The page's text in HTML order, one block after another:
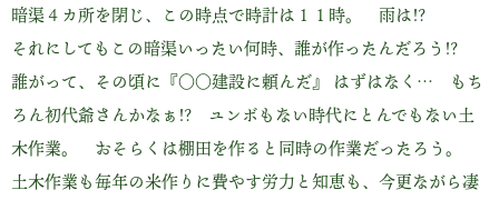
暗渠４カ所を閉じ、この時点で時計は１１時。 雨は!?
それにしてもこの暗渠いったい何時、誰が作ったんだろう!?
誰がって、その頃に『〇〇建設に頼んだ』 はずはなく… もち
ろん初代爺さんかなぁ!? ユンボもない時代にとんでもない土
木作業。 おそらくは棚田を作ると同時の作業だったろう。
土木作業も毎年の米作りに費やす労力と知恵も、今更ながら凄